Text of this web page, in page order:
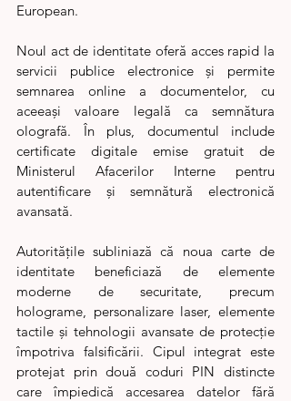
European.
Noul act de identitate oferă acces rapid la
servicii publice electronice și permite
semnarea online a documentelor, cu
aceeași valoare legală ca semnătura
olografă. În plus, documentul include
certificate digitale emise gratuit de
Ministerul Afacerilor Interne pentru
autentificare și semnătură electronică
avansată.
Autoritățile subliniază că noua carte de
identitate beneficiază de elemente
moderne de securitate, precum
holograme, personalizare laser, elemente
tactile și tehnologii avansate de protecție
împotriva falsificării. Cipul integrat este
protejat prin două coduri PIN distincte
care împiedică accesarea datelor fără